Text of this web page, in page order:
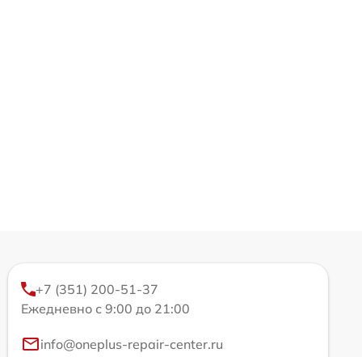
+7 (351) 200-51-37
Ежедневно с 9:00 до 21:00
info@oneplus-repair-center.ru